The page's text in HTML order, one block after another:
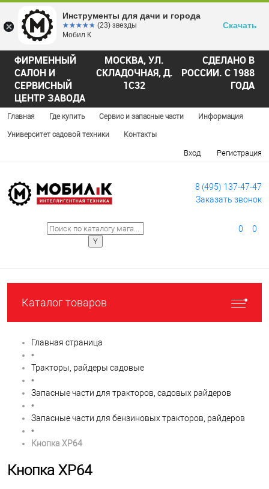
ФИРМЕННЫЙ
САЛОН И
СЕРВИСНЫЙ
ЦЕНТР ЗАВОДА
МОСКВА, УЛ.
СКЛАДОЧНАЯ, Д.
1С32
СДЕЛАНО В
РОССИИ. С 1988
ГОДА
Главная Где купить Сервис и запасные части Информация
Университет садовой техники Контакты
Вход Регистрация
8 (495) 137-47-47
Заказать звонок
0 0
Каталог товаров
Главная страница
•
Тракторы, райдеры садовые
•
Запасные части для тракторов, садовых райдеров
•
Запасные части для бензиновых тракторов, райдеров
•
Кнопка XP64
Кнопка XP64
Инструменты для дачи и города
☆☆☆☆☆
★★★★★ (23) звезды
Мобил К
Скачать